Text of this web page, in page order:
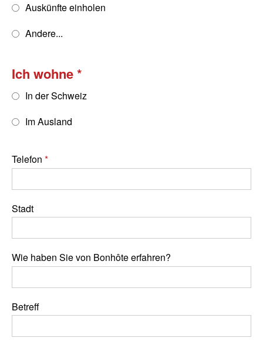
Auskünfte einholen
Andere...
Ich wohne
In der Schweiz
Im Ausland
Telefon
Stadt
Wie haben Sie von Bonhôte erfahren?
Betreff